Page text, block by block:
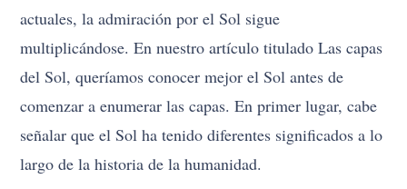
actuales, la admiración por el Sol sigue
multiplicándose. En nuestro artículo titulado Las capas
del Sol, queríamos conocer mejor el Sol antes de
comenzar a enumerar las capas. En primer lugar, cabe
señalar que el Sol ha tenido diferentes significados a lo
largo de la historia de la humanidad.